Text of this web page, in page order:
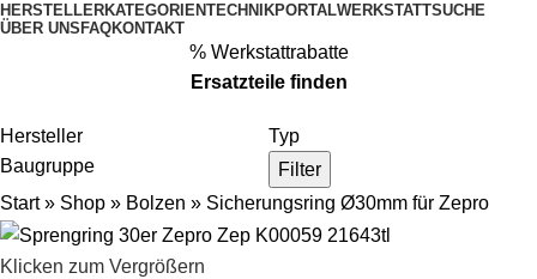
HERSTELLERKATEGORIENTECHNIKPORTALWERKSTATTSUCHE
ÜBER UNS FAQKONTAKT
% Werkstattrabatte
Ersatzteile finden
Hersteller
Typ
Baugruppe
Filter
Start» Shop » Bolzen » Sicherungsring Ø30mm für Zepro
Klicken zum Vergrößern